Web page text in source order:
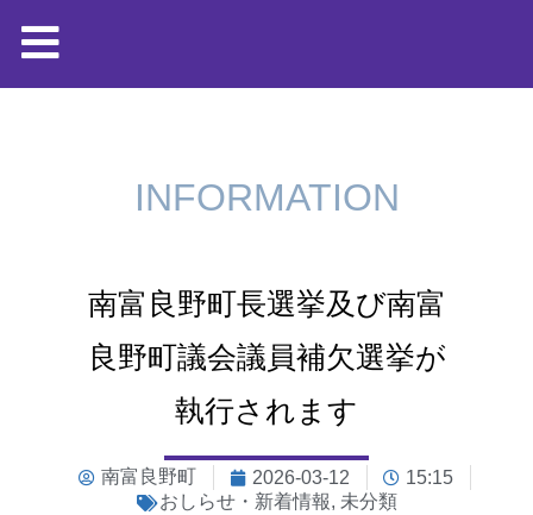
INFORMATION
南富良野町長選挙及び南富
良野町議会議員補欠選挙が
執行されます
南富良野町 2026-03-12
15:15
おしらせ・新着情報, 未分類